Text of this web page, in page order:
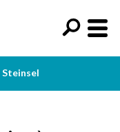
Steinsel